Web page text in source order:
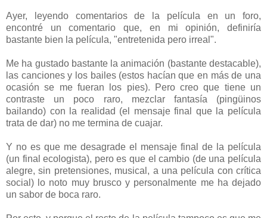
Ayer, leyendo comentarios de la película en un foro,
encontré un comentario que, en mi opinión, definiría
bastante bien la película, "entretenida pero irreal".
Me ha gustado bastante la animación (bastante destacable),
las canciones y los bailes (estos hacían que en más de una
ocasión se me fueran los pies). Pero creo que tiene un
contraste un poco raro, mezclar fantasía (pingüinos
bailando) con la realidad (el mensaje final que la película
trata de dar) no me termina de cuajar.
Y no es que me desagrade el mensaje final de la película
(un final ecologista), pero es que el cambio (de una película
alegre, sin pretensiones, musical, a una película con crítica
social) lo noto muy brusco y personalmente me ha dejado
un sabor de boca raro.